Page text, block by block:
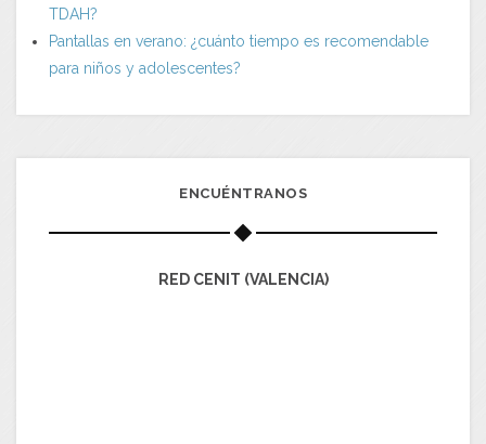
TDAH?
Pantallas en verano: ¿cuánto tiempo es recomendable
para niños y adolescentes?
ENCUÉNTRANOS
RED CENIT (VALENCIA)